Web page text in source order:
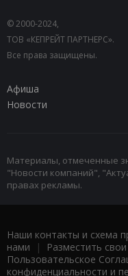
© 2000-2024,
ТОВ «КЕПРЕЙТ ПАРТНЕРС».
Все права защищены.
Афиша
Новости
Материалы, отмеченные
"Новости компаний",
правах рекламы.
Наши контакты и схема
нами | Разместить
Пользовательское
конфиденциальности и